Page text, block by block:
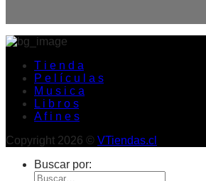
T i e n d a
P e l í c u l a s
M u s i c a
L i b r o s
A f i n e s
Copyright 2026 © VTiendas.cl
Buscar por: